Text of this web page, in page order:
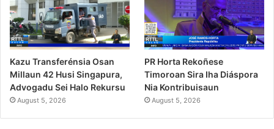
Kazu Transferénsia Osan
Millaun 42 Husi Singapura,
Advogadu Sei Halo Rekursu
August 5, 2026
PR Horta Rekoñese
Timoroan Sira Iha Diáspora
Nia Kontribuisaun
August 5, 2026